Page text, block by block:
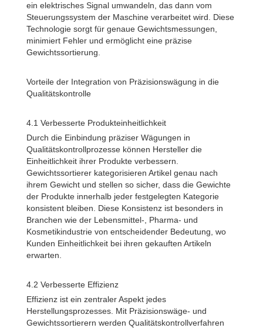
ein elektrisches Signal umwandeln, das dann vom
Steuerungssystem der Maschine verarbeitet wird. Diese
Technologie sorgt für genaue Gewichtsmessungen,
minimiert Fehler und ermöglicht eine präzise
Gewichtssortierung.
Vorteile der Integration von Präzisionswägung in die
Qualitätskontrolle
4.1 Verbesserte Produkteinheitlichkeit
Durch die Einbindung präziser Wägungen in
Qualitätskontrollprozesse können Hersteller die
Einheitlichkeit ihrer Produkte verbessern.
Gewichtssortierer kategorisieren Artikel genau nach
ihrem Gewicht und stellen so sicher, dass die Gewichte
der Produkte innerhalb jeder festgelegten Kategorie
konsistent bleiben. Diese Konsistenz ist besonders in
Branchen wie der Lebensmittel-, Pharma- und
Kosmetikindustrie von entscheidender Bedeutung, wo
Kunden Einheitlichkeit bei ihren gekauften Artikeln
erwarten.
4.2 Verbesserte Effizienz
Effizienz ist ein zentraler Aspekt jedes
Herstellungsprozesses. Mit Präzisionswäge- und
Gewichtssortierern werden Qualitätskontrollverfahren